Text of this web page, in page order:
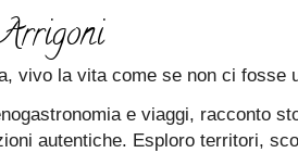
vivo la vita come se non ci fosse
e viaggi, racconto
autentiche. Esploro territori,